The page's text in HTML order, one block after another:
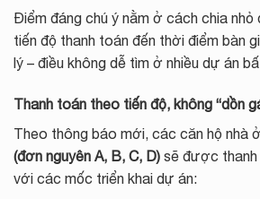
Điểm đáng chú ý nằm ở cách chia nhỏ
tiến độ thanh toán đến thời điểm bàn
lý – điều không dễ tìm ở nhiều dự án
Thanh toán theo tiến độ, không “dồn
Theo thông báo mới, các căn hộ nhà
(đơn nguyên A, B, C, D) sẽ được
với các mốc triển khai dự án: